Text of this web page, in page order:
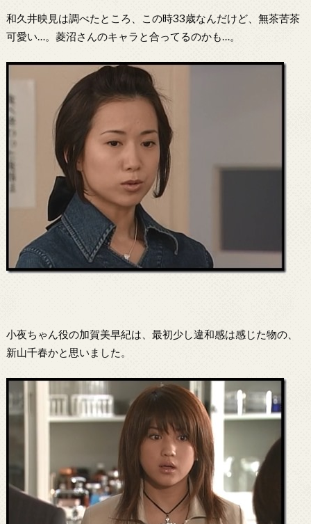
和久井映見は調べたところ、この時33歳なんだけど、無茶苦茶
可愛い…。菱沼さんのキャラと合ってるのかも…。
小夜ちゃん役の加賀美早紀は、最初少し違和感は感じた物の、
新山千春かと思いました。